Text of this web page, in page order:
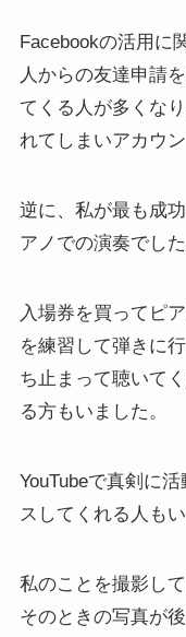
Facebookの活用に
人からの友達申請
てくる人が多くな
れてしまいアカウ
逆に、私が最も成
アノでの演奏でした
入場券を買ってピ
を練習して弾きに
ち止まって聴いて
る方もいました。
YouTubeで真剣に
スしてくれる人もい
私のことを撮影し
そのときの写真が